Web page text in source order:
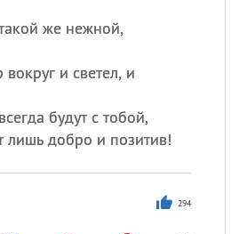
же нежной,
и светел, и
будут с тобой,
лишь добро и позитив!
294